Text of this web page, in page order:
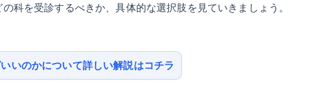
科を受診するべきか、具体的な選択肢を見ていきましょう。
いのかについて詳しい解説はコチラ